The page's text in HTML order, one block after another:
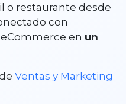
o restaurante desde
con
en un
Ventas y Marketing